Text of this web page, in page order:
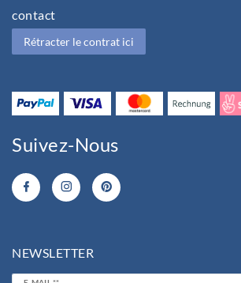
contact
Rétracter le contrat ici
Suivez-Nous
NEWSLETTER